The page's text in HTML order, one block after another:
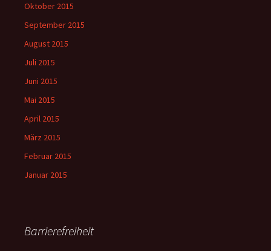
Oktober 2015
September 2015
August 2015
Juli 2015
Juni 2015
Mai 2015
April 2015
März 2015
Februar 2015
Januar 2015
Barrierefreiheit